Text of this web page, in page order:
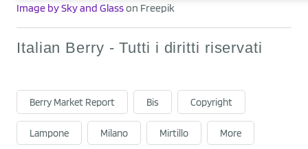
Image by Sky and Glasson Freepik
Italian Berry - Tutti i diritti riservati
Berry Market Report Bis Copyright
Lampone Milano Mirtillo More